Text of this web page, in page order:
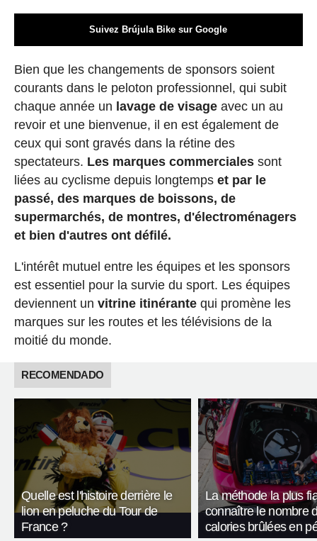
Suivez Brújula Bike sur Google
Bien que les changements de sponsors soient
courants dans le peloton professionnel, qui subit
chaque année un lavage de visageavec un au
revoir et une bienvenue, il en est également de
ceux qui sont gravés dans la rétine des
spectateurs. Les marques commercialessont
liées au cyclisme depuis longtemps et par le
passé, des marques de boissons, de
supermarchés, de montres, d'électroménagers
et bien d'autres ont défilé.
L'intérêt mutuel entre les équipes et les sponsors
est essentiel pour la survie du sport. Les équipes
deviennent un vitrine itinérantequi promène les
marques sur les routes et les télévisions de la
moitié du monde.
RECOMENDADO
Quelle est l'histoire derrière le
lion en peluche du Tour de
France ?
La méthode la plus
connaître le nombre
calories brûlées en